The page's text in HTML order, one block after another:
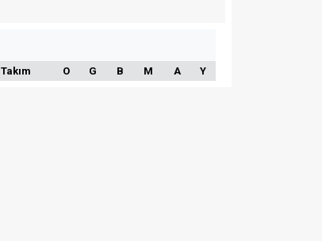
Takım O G B M A Y